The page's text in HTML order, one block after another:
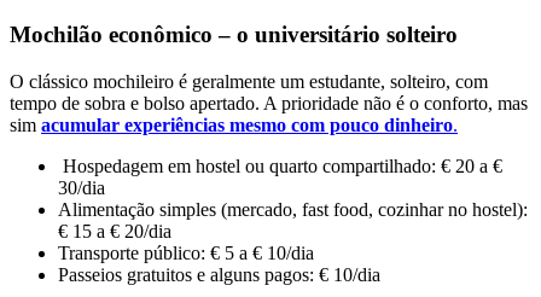
Mochilão econômico – o universitário solteiro
O clássico mochileiro é geralmente um estudante, solteiro, com
tempo de sobra e bolso apertado. A prioridade não é o conforto, mas
sim acumular experiências mesmo com pouco dinheiro.
Hospedagem em hostel ou quarto compartilhado: € 20 a €
30/dia
Alimentação simples (mercado, fast food, cozinhar no hostel):
€ 15 a € 20/dia
Transporte público: € 5 a € 10/dia
Passeios gratuitos e alguns pagos: € 10/dia